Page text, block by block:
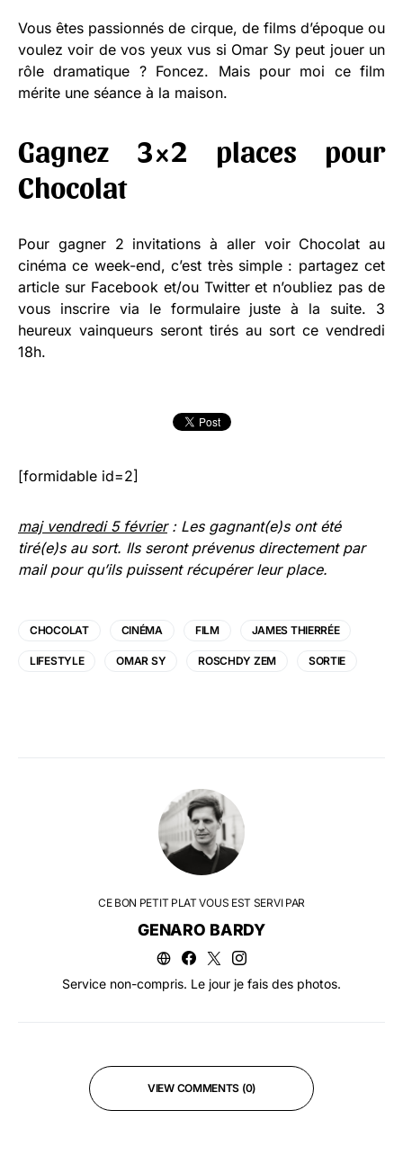
Vous êtes passionnés de cirque, de films d’époque ou
voulez voir de vos yeux vus si Omar Sy peut jouer un
rôle dramatique ? Foncez. Mais pour moi ce film
mérite une séance à la maison.
Gagnez 3×2 places pour
Chocolat
Pour gagner 2 invitations à aller voir Chocolat au
cinéma ce week-end, c’est très simple : partagez cet
article sur Facebook et/ou Twitter et n’oubliez pas de
vous inscrire via le formulaire juste à la suite. 3
heureux vainqueurs seront tirés au sort ce vendredi
18h.
[formidable id=2]
maj vendredi 5 février: Les gagnant(e)s ont été
tiré(e)s au sort. Ils seront prévenus directement par
mail pour qu’ils puissent récupérer leur place.
CHOCOLAT CINÉMA FILM JAMES THIERRÉE
LIFESTYLE OMAR SY ROSCHDY ZEM SORTIE
CE BON PETIT PLAT VOUS EST SERVI PAR
GENARO BARDY
Service non-compris. Le jour je fais des photos.
VIEW COMMENTS (0)